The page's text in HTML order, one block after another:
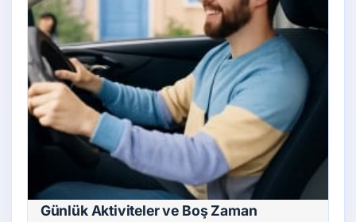
Günlük Aktiviteler ve Boş Zaman